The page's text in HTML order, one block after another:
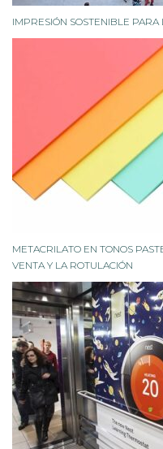
IMPRESIÓN SOSTENIBLE
METACRILATO EN TONOS
VENTA Y LA ROTULACIÓN